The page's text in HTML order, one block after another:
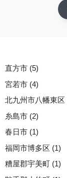
直方市 (5)
宮若市 (4)
北九州市八幡東区
糸島市 (2)
春日市 (1)
福岡市博多区 (1)
糟屋郡宇美町 (1)